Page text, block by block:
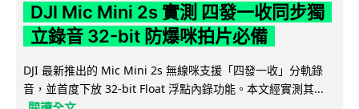
DJI Mic Mini 2s 實測 四發一收同步獨
立錄音 32-bit 防爆咪拍片必備
DJI 最新推出的 Mic Mini 2s 無線咪支援「四發一收」分軌錄
音，並首度下放 32-bit Float 浮點內錄功能。本文經實測其...